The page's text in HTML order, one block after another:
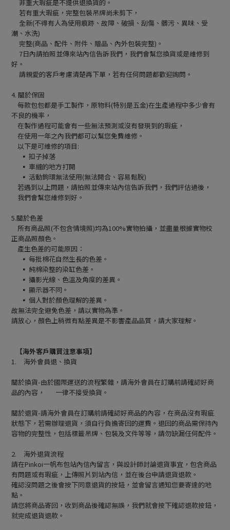
非重大瑕疵是不提供退換貨的。
若有重大瑕疵，完整包裝吊牌尚未剪下，
全新(不得有人為使用痕跡、故障、破損、刮傷、髒污、異味、受
潮、水洗)
完整(商品、配件、附件、贈品、內外包裝完整)。
7日內請拍照並傳來站內信告訴我們，我們會幫您換貨或是維修到
好。
請親愛的客戶考慮清楚再下單，若有任何問題都歡迎詢問。
4. 關於保固
每款包包都是手工製作，原物料(特別是五金)在生產過程中多少會有
不良的機率，
在製作過程可能會有一些無法預測或沒有發現到的瑕疵，
在使用一年之內我們都可以幫您免費維修。
以下是可維修的項目:
▪ 扣子掉落
▪ 車縫的地方打開
▪ 活動鉤環無法使用(無法開合、容易鬆脫)
若遇到以上問題，請拍照並傳來站內信告訴我們，我們評估過後，
我們會幫您維修到好。
5.關於色差
所有商品照(不包含情境照)均為100%實物拍攝，並盡量根據實物校
正商品照顏色。
產生色差的可能原因：
▪ 每批棉花自然生長的色差。
▪ 純棉染整的染缸色差。
▪ 攝影光線、色溫及角度的差異。
▪ 顯示器不同。
▪ 個人對於顏色理解的差異。
故無法完全避免色差，請以實物為準。
請放心，顏色上稍微有點差異是不影響產品品質，請大家理解。
【海外客戶購買注意事項】
1.
海外會員退、換貨
關於換貨-由於國際運送的流程繁雜，請海外會員在訂購前請確認好商
品的內容， 一律不接受換貨。
關於退貨-請海外會員在訂購前請確認好商品的內容，在商品沒有瑕疵
狀態下，若需辦理退貨，須自行負擔寄回的運費。退回的商品需保持內
容物的完整性，包括標籤吊牌、包裝及文件等等，請勿缺漏任何配件。
2.
海外退貨流程
請在Pinkoi一帆布包站內信內留言，與設計師討論退貨事宜，包含商品
有問題或有瑕疵，上傳照片到站內信，並在後台申請退貨退款。
確認沒問題之後會按下同意退貨的按鈕，並會留言通知您要寄達的地
點。
請您將商品寄回，收到商品後確認無誤，我們就會按下確認退款按鈕，
就完成退貨退款。